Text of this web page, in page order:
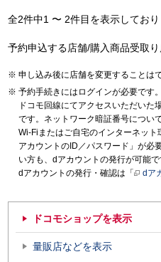
全2件中1 〜 2件目を表示してお
予約申込する店舗/購入商品受取り
申し込み後に店舗を変更することは
予約手続きにはログインが必要です。
ドコモ回線にてアクセスいただいた
です。ネットワーク暗証番号につい
Wi-Fiまたはご自宅のインターネッ
アカウントのID／パスワード」が必
い方も、dアカウントの発行が可能で
dアカウントの発行・確認は「
dア
ドコモショップを表示
量販店などを表示